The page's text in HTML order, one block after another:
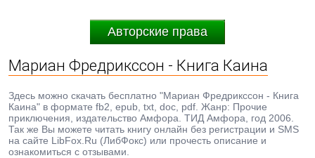
Авторские права
Мариан Фредрикссон - Книга Каина
Здесь можно скачать бесплатно "Мариан Фредрикссон - Книга
Каина" в формате fb2, epub, txt, doc, pdf. Жанр: Прочие
приключения, издательство Амфора. ТИД Амфора, год 2006.
Так же Вы можете читать книгу онлайн без регистрации и SMS
на сайте LibFox.Ru (ЛибФокс) или прочесть описание и
ознакомиться с отзывами.